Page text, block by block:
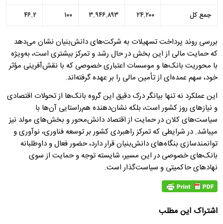
جمع کل ۲۴.۲۰۰ ۳.۹۴۶.۸۹۳ ۱۰۰ ۴۶.۲
بررسی روند پرداخت تسهیلات به شرکت‌های دانش‌بنیان نشان می‌دهد
که حمایت مالی از این بخش در حال رشد و تمرکز بیشتری است، به‌ویژه
با محوریت بانک‌ها و موسسات اعتباری خصوصی که با نقش‌آفرینی مؤثر
خود، سهم عمده‌ای از تأمین مالی را بر عهده گرفته‌اند.
این عملکرد نه تنها بیانگر درک دقیق این گروه بانک‌ها از تحولات اقتصادی
و نیازهای روز کشور است، بلکه نشان‌دهنده هم‌راستایی آن‌ها با
سیاست‌های کلان در حمایت از اقتصاد دانش‌محور و بخش‌های مولد نیز
می­باشد. در شرایطی که تمرکز راهبردی کشور بر توسعه فناوری، نوآوری و
توانمندسازی بنگاه‌های دانش‌بنیان قرار دارد، حضور فعال و داوطلبانه
بانک‌های خصوصی در این مسیر، شایسته توجه و حمایت از سوی
نهادهای حاکمیتی و سیاست‌گذار است.
اشتراک این مطلب